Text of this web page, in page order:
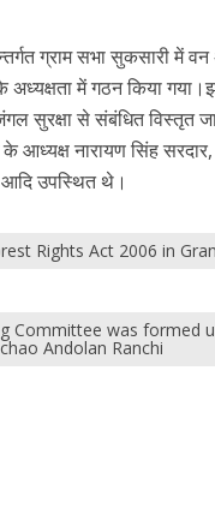
ग्राम सभा सुकसारी में
अध्यक्षता में गठन किया
सुरक्षा से संबंधित विस्तृत
आध्यक्ष नारायण सिंह
आदि उपस्थित थे।
Rights Act 2006 in
Committee was formed
Andolan Ranchi